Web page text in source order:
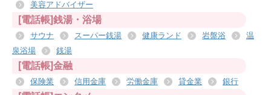
美容アドバイザー
[電話帳]銭湯・浴場
サウナ スーパー銭湯 健康ランド 岩盤浴
温
泉浴場
銭湯
[電話帳]金融
保険業 信用金庫 労働金庫 貸金業 銀行